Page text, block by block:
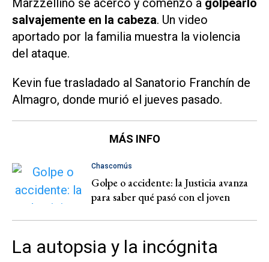
Marzzellino se acercó y comenzó a golpearlo
salvajemente en la cabeza. Un video
aportado por la familia muestra la violencia
del ataque.
Kevin fue trasladado al Sanatorio Franchín de
Almagro, donde murió el jueves pasado.
MÁS INFO
Chascomús
Golpe o accidente: la Justicia avanza
para saber qué pasó con el joven
La autopsia y la incógnita